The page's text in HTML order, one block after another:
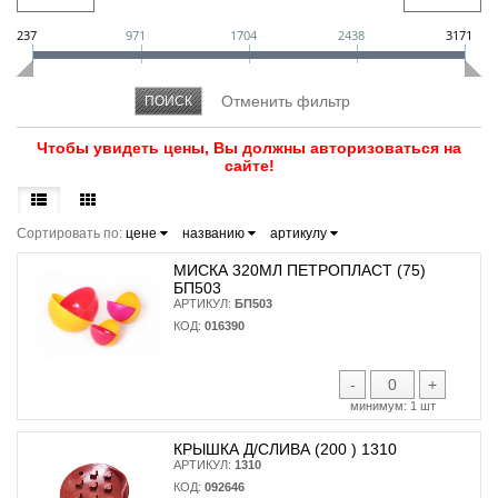
237 971 1704 2438 3171
Чтобы увидеть цены, Вы должны авторизоваться на
сайте!
Сортировать по: цене названию артикулу
МИСКА 320МЛ ПЕТРОПЛАСТ (75)
БП503
АРТИКУЛ: БП503
КОД: 016390
- +
минимум: 1 шт
КРЫШКА Д/СЛИВА (200 ) 1310
АРТИКУЛ: 1310
КОД: 092646